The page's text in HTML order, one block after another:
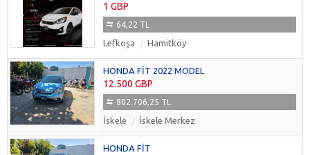
1 GBP
64,22 TL
Lefkoşa Hamitköy
HONDA FİT 2022 MODEL
12.500 GBP
802.706,25 TL
İskele İskele Merkez
HONDA FİT